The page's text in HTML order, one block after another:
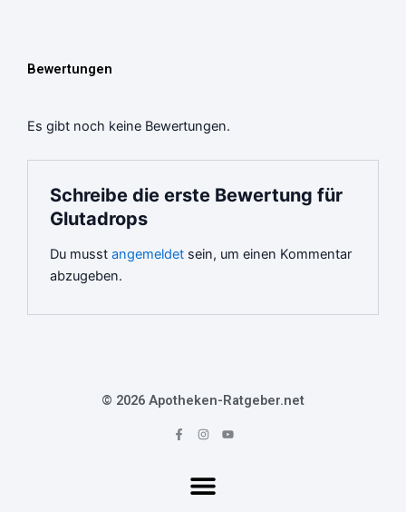
Bewertungen
Es gibt noch keine Bewertungen.
Schreibe die erste Bewertung für
Glutadrops
Du musstangemeldet sein, um einen Kommentar
abzugeben.
© 2026 Apotheken-Ratgeber.net
F
a
I
n
a
g
Y
o